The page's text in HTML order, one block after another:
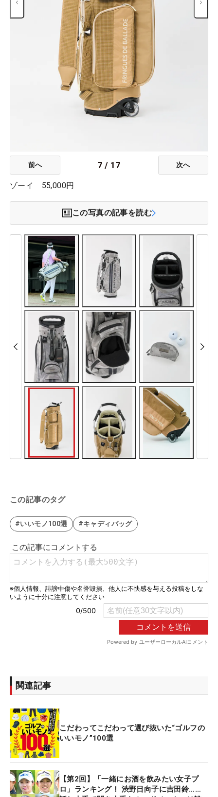
前へ 7 / 17 次へ
ゾーイ 55,000円
この写真の記事を読む
この記事のタグ
#いいモノ100選 #キャディバッグ
関連記事
こだわってこだわって選び抜いた“ゴルフの
いいモノ”100選
【第2回】「一緒にお酒を飲みたい女子プ
ロ」ランキング！ 渋野日向子に吉田鈴……